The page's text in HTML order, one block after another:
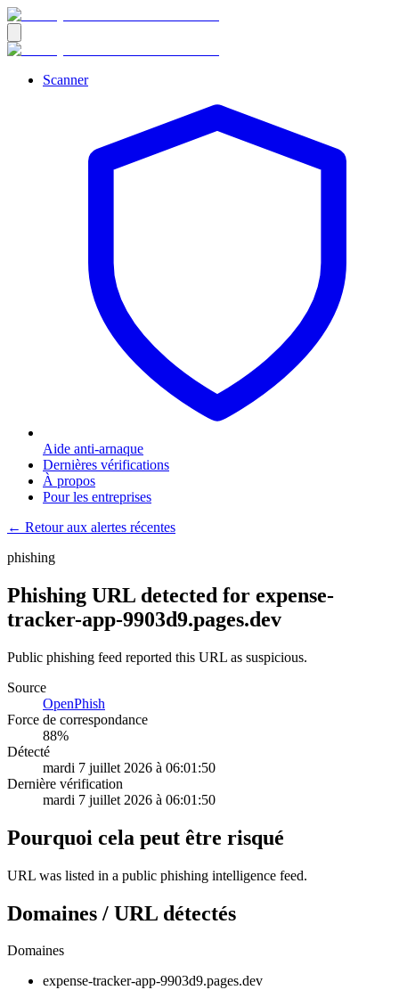
Scanner
Aide anti-arnaque
Dernières vérifications
À propos
Pour les entreprises
← Retour aux alertes récentes
phishing
Phishing URL detected for expense-
tracker-app-9903d9.pages.dev
Public phishing feed reported this URL as suspicious.
Source
OpenPhish
Force de correspondance
88%
Détecté
mardi 7 juillet 2026 à 06:01:50
Dernière vérification
mardi 7 juillet 2026 à 06:01:50
Pourquoi cela peut être risqué
URL was listed in a public phishing intelligence feed.
Domaines / URL détectés
Domaines
expense-tracker-app-9903d9.pages.dev